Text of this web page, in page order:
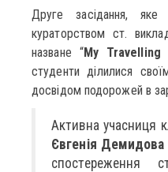
Друге засідання,
кураторством ст.
назване “My Travelling
студенти ділилися
досвідом подорожей в
Активна учасниця
Євгенія Демидова
спостереження